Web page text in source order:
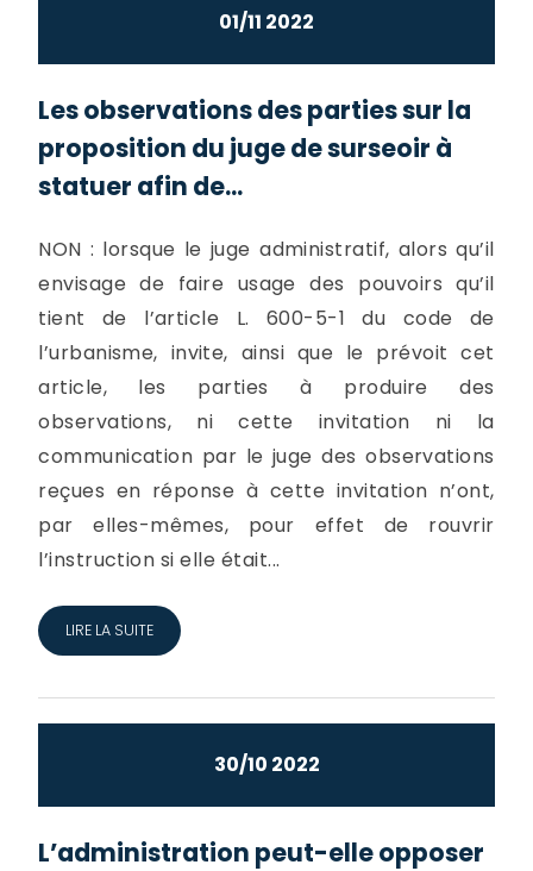
01/11 2022
Les observations des parties sur la
proposition du juge de surseoir à
statuer afin de...
NON : lorsque le juge administratif, alors qu’il
envisage de faire usage des pouvoirs qu’il
tient de l’article L. 600-5-1 du code de
l’urbanisme, invite, ainsi que le prévoit cet
article, les parties à produire des
observations, ni cette invitation ni la
communication par le juge des observations
reçues en réponse à cette invitation n’ont,
par elles-mêmes, pour effet de rouvrir
l’instruction si elle était...
LIRE LA SUITE
30/10 2022
L’administration peut-elle opposer